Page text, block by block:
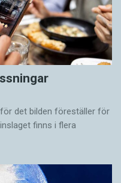
det bilden föreställer för
finns i flera